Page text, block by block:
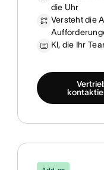
die Uhr
Versteht die
KI, die Ihr